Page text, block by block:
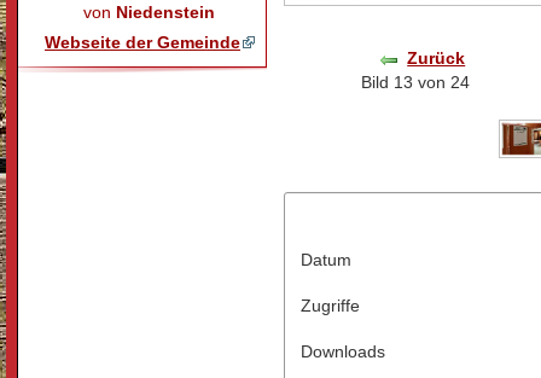
von Niedenstein
Webseite der Gemeinde
Zurück
Bild 13 von 24
Datum
Zugriffe
Downloads